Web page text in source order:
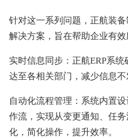
针对这一系列问题，正航装
解决方案，旨在帮助企业有效
实时信息同步：正航ERP系
达至各相关部门，减少信息不
自动化流程管理：系统内置
作流，实现从变更通知、任
化，简化操作，提升效率。